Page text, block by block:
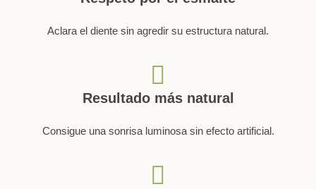
Aclara el diente sin agredir su estructura natural.
Resultado más natural
Consigue una sonrisa luminosa sin efecto artificial.